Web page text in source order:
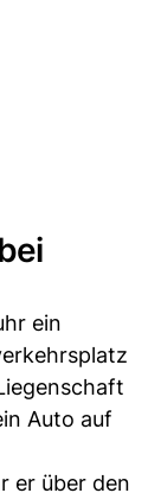
ein
Auto auf
er über den